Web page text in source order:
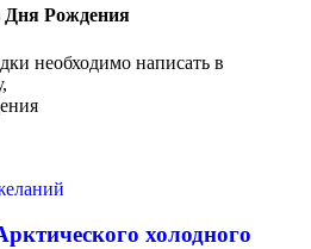
Дня Рождения
необходимо написать в
холодного